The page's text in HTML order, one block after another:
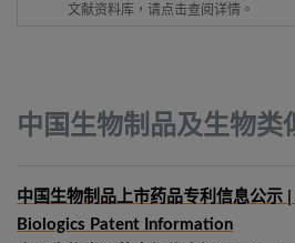
文献资料库，请点击查阅详情。
中国生物制品及生物类
中国生物制品上市药品专利信息公示
Biologics Patent Information